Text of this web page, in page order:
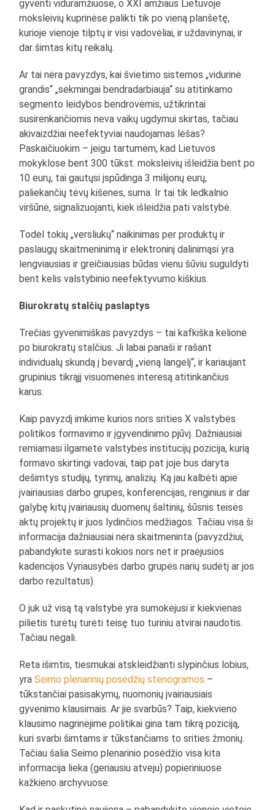
gyventi viduramžiuose, o XXI amžiaus Lietuvoje
moksleivių kuprinėse palikti tik po vieną planšetę,
kurioje vienoje tilptų ir visi vadovėliai, ir uždavinynai, ir
dar šimtas kitų reikalų.
Ar tai nėra pavyzdys, kai švietimo sistemos „vidurinė
grandis“ „sėkmingai bendradarbiauja“ su atitinkamo
segmento leidybos bendrovėmis, užtikrintai
susirenkančiomis neva vaikų ugdymui skirtas, tačiau
akivaizdžiai neefektyviai naudojamas lėšas?
Paskaičiuokim – jeigu tartumėm, kad Lietuvos
mokyklose bent 300 tūkst. moksleivių išleidžia bent po
10 eurų, tai gautųsi įspūdinga 3 milijonų eurų,
paliekančių tėvų kišenes, suma. Ir tai tik ledkalnio
viršūnė, signalizuojanti, kiek išleidžia pati valstybė.
Todėl tokių „versliukų“ naikinimas per produktų ir
paslaugų skaitmeninimą ir elektroninį dalinimąsi yra
lengviausias ir greičiausias būdas vienu šūviu suguldyti
bent kelis valstybinio neefektyvumo kiškius.
Biurokratų stalčių paslaptys
Trečias gyvenimiškas pavyzdys – tai kafkiška kelionė
po biurokratų stalčius. Ji labai panaši ir rašant
individualų skundą į bevardį „vieną langelį“, ir kariaujant
grupinius tikrąjį visuomenės interesą atitinkančius
karus.
Kaip pavyzdį imkime kurios nors srities X valstybės
politikos formavimo ir įgyvendinimo pjūvį. Dažniausiai
remiamasi ilgamete valstybės institucijų pozicija, kurią
formavo skirtingi vadovai, taip pat joje bus daryta
dešimtys studijų, tyrimų, analizių. Ką jau kalbėti apie
įvairiausias darbo grupes, konferencijas, renginius ir dar
galybę kitų įvairiausių duomenų šaltinių, šūsnis teisės
aktų projektų ir juos lydinčios medžiagos. Tačiau visa ši
informacija dažniausiai nėra skaitmeninta (pavyzdžiui,
pabandykite surasti kokios nors net ir praėjusios
kadencijos Vyriausybės darbo grupės narių sudėtį ar jos
darbo rezultatus).
O juk už visą tą valstybė yra sumokėjusi ir kiekvienas
pilietis turėtų turėti teisę tuo turiniu atvirai naudotis.
Tačiau negali.
Reta išimtis, tiesmukai atskleidžianti slypinčius lobius,
yraSeimo plenarinių posėdžių stenogramos –
tūkstančiai pasisakymų, nuomonių įvairiausiais
gyvenimo klausimais. Ar jie svarbūs? Taip, kiekvieno
klausimo nagrinėjime politikai gina tam tikrą poziciją,
kuri svarbi šimtams ir tūkstančiams to srities žmonių.
Tačiau šalia Seimo plenarinio posėdžio visa kita
informacija lieka (geriausiu atveju) popieriniuose
kažkieno archyvuose.